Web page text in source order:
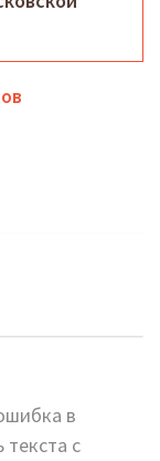
в
с